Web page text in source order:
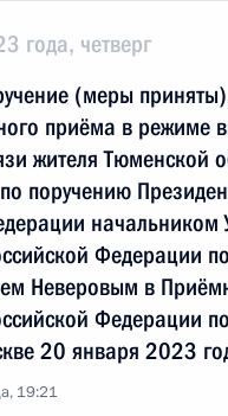
года, четверг
(меры
приёма в режиме
жителя Тюменской
поручению
начальником
Федерации
Неверовым в
Федерации
20 января 2023
19:21